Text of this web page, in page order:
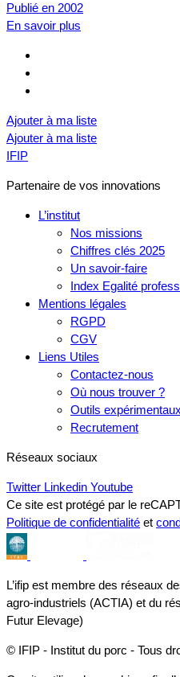
Publié en 2002
En savoir plus
Ajouter à ma liste
Ajouter à ma liste
IFIP
Partenaire de vos innovations
L’institut
Nos missions
Chiffres clés 2025
Un savoir-faire
Index Egalité
Mentions légales
RGPD
CGV
Liens Utiles
Contactez-nous
Où nous trouver ?
Outils expérimentaux
Recrutement
Réseaux sociaux
Twitter Linkedin Youtube
Ce site est protégé par le
Politique de confidentialité et
L’ifip est membre des réseaux
agro-industriels (ACTIA) et du
Futur Elevage)
© IFIP - Institut du porc - Tous